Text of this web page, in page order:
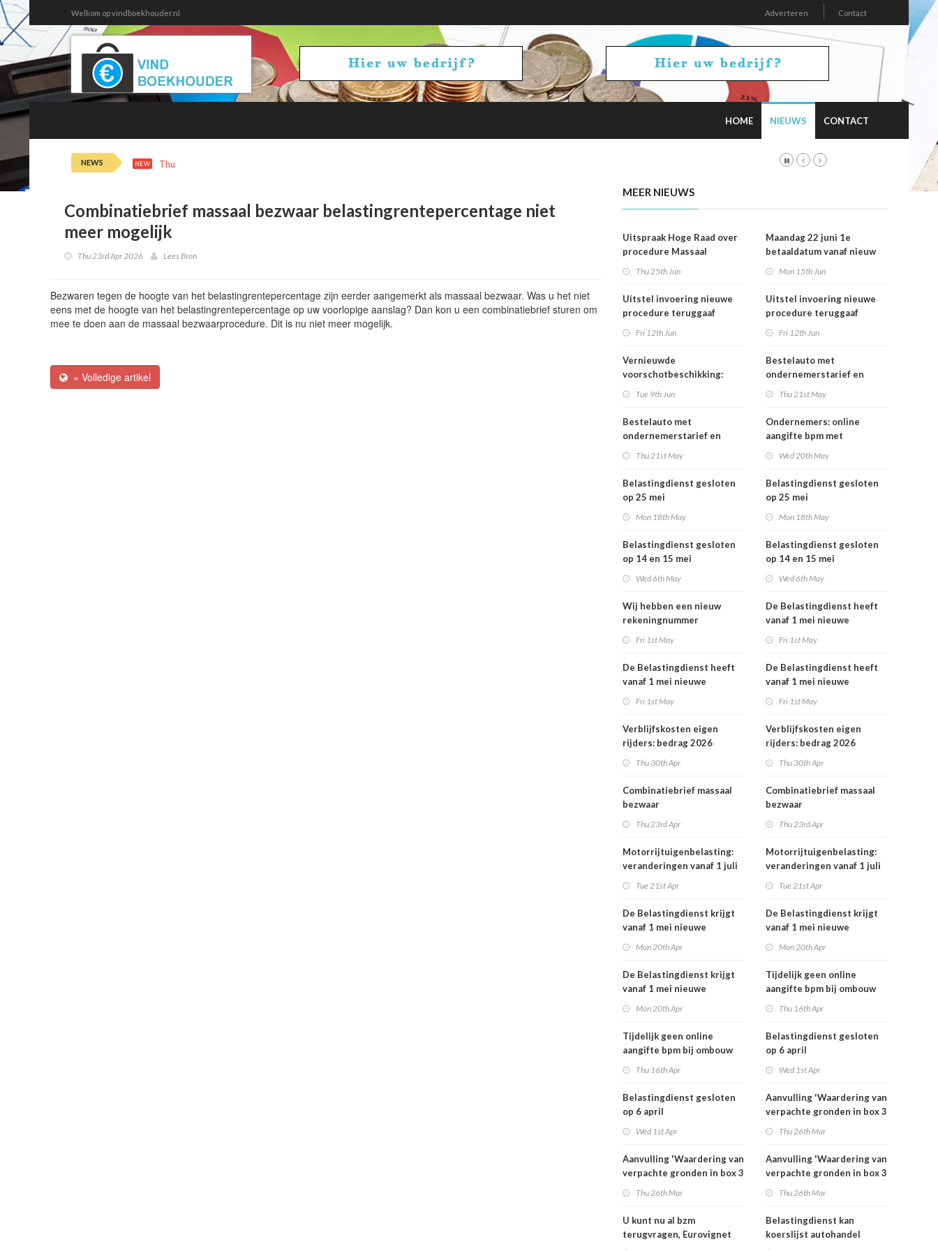
Welkom op vindboekhouder.nl Adverteren Contact
HOME NIEUWS CONTACT
NEWS NEW Thu 6th 14:30
Combinatiebrief massaal bezwaar belastingrentepercentage niet
meer mogelijk
Thu 23rd Apr 2026 Lees Bron
Bezwaren tegen de hoogte van het belastingrentepercentage zijn eerder aangemerkt als massaal bezwaar. Was u het niet
eens met de hoogte van het belastingrentepercentage op uw voorlopige aanslag? Dan kon u een combinatiebrief sturen om
mee te doen aan de massaal bezwaarprocedure. Dit is nu niet meer mogelijk.
» Volledige artikel
MEER NIEUWS
Uitspraak Hoge Raad over
procedure Massaal
Thu 25th Jun
Uitstel invoering nieuwe
procedure teruggaaf
Fri 12th Jun
Vernieuwde
voorschotbeschikking:
Tue 9th Jun
Bestelauto met
ondernemerstarief en
tijdelijk minder
motorrijtuigenbelasting
Thu 21st May
Belastingdienst gesloten
op 25 mei
Mon 18th May
Belastingdienst gesloten
op 14 en 15 mei
Wed 6th May
Wij hebben een nieuw
rekeningnummer
Fri 1st May
De Belastingdienst heeft
vanaf 1 mei nieuwe
Fri 1st May
Verblijfskosten eigen
rijders: bedrag 2026
Thu 30th Apr
Combinatiebrief massaal
bezwaar
niet meer mogelijk
Thu 23rd Apr
Motorrijtuigenbelasting:
veranderingen vanaf 1 juli
Tue 21st Apr
De Belastingdienst krijgt
vanaf 1 mei nieuwe
Mon 20th Apr
De Belastingdienst krijgt
vanaf 1 mei nieuwe
Mon 20th Apr
Tijdelijk geen online
aangifte bpm bij ombouw
Thu 16th Apr
Belastingdienst gesloten
op 6 april
Wed 1st Apr
Aanvulling 'Waardering van
verpachte gronden in box 3
Thu 26th Mar
U kunt nu al bzm
terugvragen, Eurovignet
Maandag 22 juni 1e
betaaldatum vanaf nieuw
Mon 15th Jun
Uitstel invoering nieuwe
procedure teruggaaf
Fri 12th Jun
Bestelauto met
ondernemerstarief en
tijdelijk minder
motorrijtuigenbelasting
Thu 21st May
Ondernemers: online
aangifte bpm met
Wed 20th May
Belastingdienst gesloten
op 25 mei
Mon 18th May
Belastingdienst gesloten
op 14 en 15 mei
Wed 6th May
De Belastingdienst heeft
vanaf 1 mei nieuwe
Fri 1st May
De Belastingdienst heeft
vanaf 1 mei nieuwe
Fri 1st May
Verblijfskosten eigen
rijders: bedrag 2026
Thu 30th Apr
Combinatiebrief massaal
bezwaar
niet meer mogelijk
Thu 23rd Apr
Motorrijtuigenbelasting:
veranderingen vanaf 1 juli
Tue 21st Apr
De Belastingdienst krijgt
vanaf 1 mei nieuwe
Mon 20th Apr
Tijdelijk geen online
aangifte bpm bij ombouw
Thu 16th Apr
Belastingdienst gesloten
op 6 april
Wed 1st Apr
Aanvulling 'Waardering van
verpachte gronden in box 3
Thu 26th Mar
Aanvulling 'Waardering van
verpachte gronden in box 3
Thu 26th Mar
Belastingdienst kan
koerslijst autohandel